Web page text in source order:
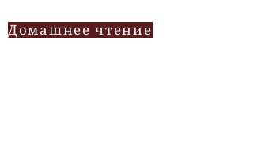
Домашнее чтение